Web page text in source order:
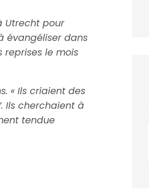
Utrecht pour
évangéliser dans
reprises le mois
« Ils criaient des
Ils cherchaient à
tendue